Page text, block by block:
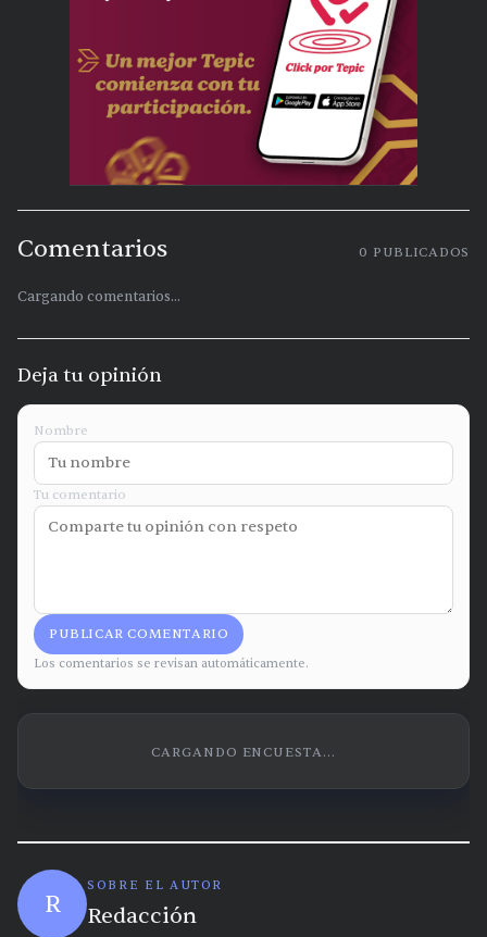
Comentarios 0 PUBLICADOS
Cargando comentarios...
Deja tu opinión
Nombre
Tu comentario
PUBLICAR COMENTARIO
Los comentarios se revisan automáticamente.
CARGANDO ENCUESTA...
R
SOBRE EL AUTOR
Redacción